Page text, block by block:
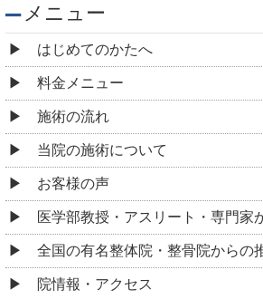
メニュー
はじめてのかたへ
料金メニュー
施術の流れ
当院の施術について
お客様の声
医学部教授・アスリート・専門家
全国の有名整体院・整骨院からの
院情報・アクセス